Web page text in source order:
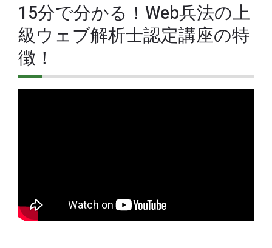
15分で分かる！Web兵法の上
級ウェブ解析士認定講座の特
徴！